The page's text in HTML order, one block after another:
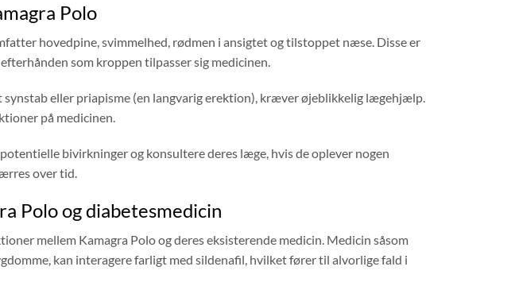
Polo
hovedpine, svimmelhed, rødmen i ansigtet og tilstoppet næse. Disse er
som kroppen tilpasser sig medicinen.
synstab eller priapisme (en langvarig erektion), kræver øjeblikkelig lægehjælp.
på medicinen.
bivirkninger og konsultere deres læge, hvis de oplever nogen
over tid.
Polo og diabetesmedicin
mellem Kamagra Polo og deres eksisterende medicin. Medicin såsom
kan interagere farligt med sildenafil, hvilket fører til alvorlige fald i